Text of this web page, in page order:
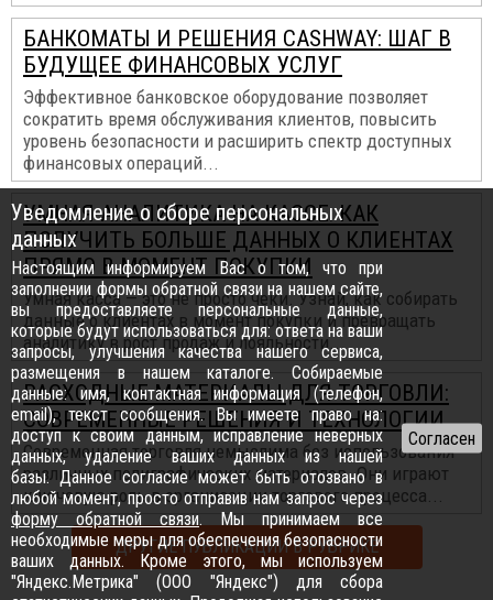
БАНКОМАТЫ И РЕШЕНИЯ CASHWAY: ШАГ В
БУДУЩЕЕ ФИНАНСОВЫХ УСЛУГ
Эффективное банковское оборудование позволяет
сократить время обслуживания клиентов, повысить
уровень безопасности и расширить спектр доступных
финансовых операций...
УМНАЯ АНАЛИТИКА НА КАССЕ: КАК
ПОЛУЧИТЬ БОЛЬШЕ ДАННЫХ О КЛИЕНТАХ
ПРЯМО В МОМЕНТ ПОКУПКИ
Умная касса — это не просто чеки. Узнай, как собирать
данные о клиентах в момент покупки и превращать
аналитику в рост продаж и лояльности...
РАСХОДНЫЕ МАТЕРИАЛЫ ДЛЯ ТОРГОВЛИ:
СОВРЕМЕННЫЕ РЕШЕНИЯ И ТЕХНОЛОГИИ
Современная торговля немыслима без использования
различных полиграфических материалов. Они играют
ключевую роль в организации торгового процесса...
ДРУГИЕ ПУБЛИКАЦИИ В РУБРИКЕ
Уведомление о сборе персональных
данных
Настоящим информируем Вас о том, что при
заполнении формы обратной связи на нашем сайте,
вы предоставляете персональные данные,
которые будут использоваться для: ответа на ваши
запросы, улучшения качества нашего сервиса,
размещения в нашем каталоге. Собираемые
данные: имя, контактная информация (телефон,
email), текст сообщения. Вы имеете право на:
доступ к своим данным, исправление неверных
данных, удаление ваших данных из нашей
базы. Данное согласие может быть отозвано в
любой момент, просто отправив нам запрос через
форму обратной связи. Мы принимаем все
необходимые меры для обеспечения безопасности
ваших данных. Кроме этого, мы используем
"Яндекс.Метрика" (ООО "Яндекс") для сбора